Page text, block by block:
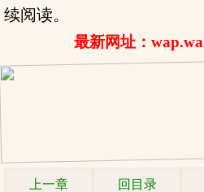
续阅读。
最新网址：
上一章 回目录